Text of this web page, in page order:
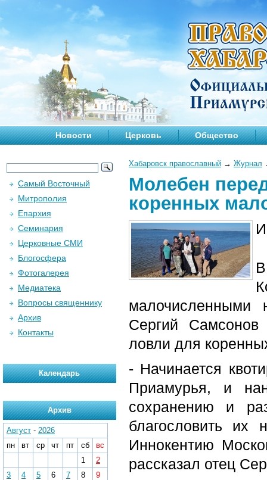
Новости Церковь Общество
Хабаровск православный → Журнал
Молебен
коренных
малочисленными
Сергий
ловли для
- Начинается
Приамурья, и
сохранению и
благословить
Иннокентию
рассказал отец
Самый Восточный
Митрополия
Епархия
Семинария
Церковные СМИ
Блогосфера
Фотогалерея
Медиатека
Вопросы священнику
Архив
Контакты
Календарь
Архив
Август - 2026
пн
вт ср чт пт сб
вс
1
2
3
4 5 6 7 8
9